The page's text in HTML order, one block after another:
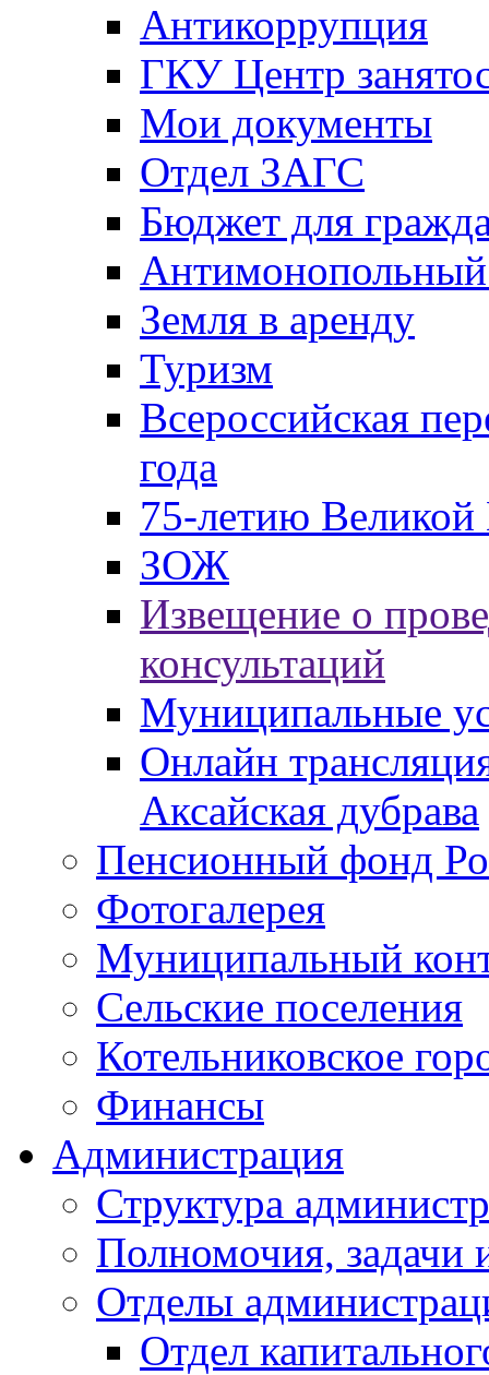
Антикоррупция
ГКУ Центр
Мои документы
Отдел ЗАГС
Бюджет для
Антимонопольный
Земля в аренду
Туризм
Всероссийская
года
75-летию
ЗОЖ
Извещение о
консультаций
Муниципальные
Онлайн
Аксайская дубрава
Пенсионный фонд
Фотогалерея
Муниципальный
Сельские поселения
Котельниковское
Финансы
Администрация
Структура
Полномочия, задачи
Отделы
Отдел